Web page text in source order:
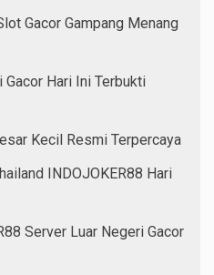
Gacor Gampang Menang
Hari Ini Terbukti
Kecil Resmi Terpercaya
INDOJOKER88 Hari
Server Luar Negeri Gacor